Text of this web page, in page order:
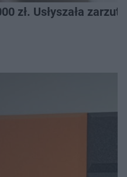
zł. Usłyszała zarzuty